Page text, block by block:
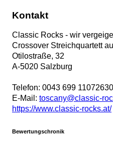
Kontakt
Classic Rocks - wir
Crossover Streichquartett
Otilostraße, 32
A-5020 Salzburg
Telefon: 0043 699 11072630
E-Mail: toscany@classic-
https://www.classic-rocks.at/
Bewertungschronik